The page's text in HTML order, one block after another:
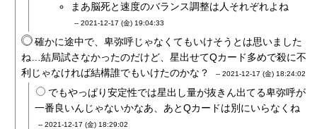
まあ脳死と速度のバランス調整は人それぞれよね
-- 2021-12-17 (金) 19:04:33
確かに途中で、卑弥呼じゃなくてもいけそうとは思いました
ね…結局試さなかったのだけど、星出せてQカード多めで殺に不
利じゃなければ結構誰でもいけたのかな？
-- 2021-12-17 (金) 18:24:02
でもやっぱり安定性では星出し量が抜きん出てる卑弥呼が
一番良いんじゃないかなあ、あとQカードは別にいらなくね
-- 2021-12-17 (金) 18:29:02